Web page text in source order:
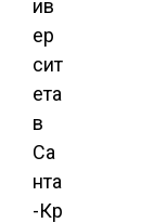
ив
ер
сит
ета
в
Са
нта
-Кр